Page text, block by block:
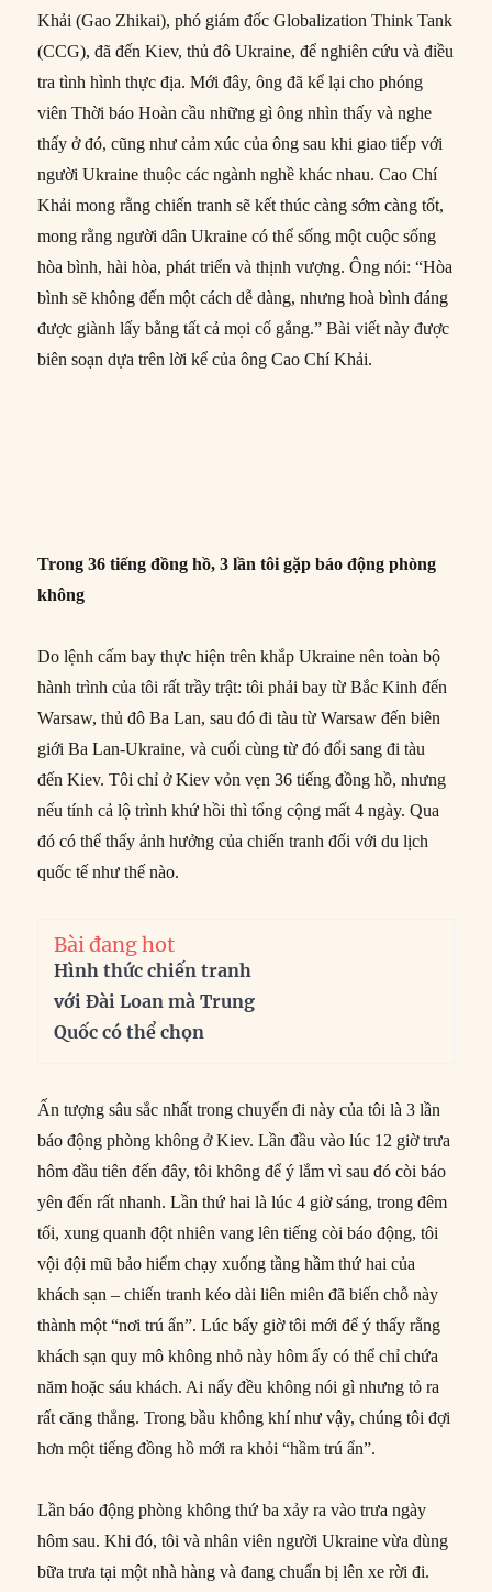
Khải (Gao Zhikai), phó giám đốc Globalization Think Tank
(CCG), đã đến Kiev, thủ đô Ukraine, để nghiên cứu và điều
tra tình hình thực địa. Mới đây, ông đã kể lại cho phóng
viên Thời báo Hoàn cầu những gì ông nhìn thấy và nghe
thấy ở đó, cũng như cảm xúc của ông sau khi giao tiếp với
người Ukraine thuộc các ngành nghề khác nhau. Cao Chí
Khải mong rằng chiến tranh sẽ kết thúc càng sớm càng tốt,
mong rằng người dân Ukraine có thể sống một cuộc sống
hòa bình, hài hòa, phát triển và thịnh vượng. Ông nói: “Hòa
bình sẽ không đến một cách dễ dàng, nhưng hoà bình đáng
được giành lấy bằng tất cả mọi cố gắng.” Bài viết này được
biên soạn dựa trên lời kể của ông Cao Chí Khải.
Trong 36tiếng đồng hồ, 3 lần tôi gặp báo động phòng
không
Do lệnh cấm bay thực hiện trên khắp Ukraine nên toàn bộ
hành trình của tôi rất trầy trật: tôi phải bay từ Bắc Kinh đến
Warsaw, thủ đô Ba Lan, sau đó đi tàu từ Warsaw đến biên
giới Ba Lan-Ukraine, và cuối cùng từ đó đổi sang đi tàu
đến Kiev. Tôi chỉ ở Kiev vỏn vẹn 36 tiếng đồng hồ, nhưng
nếu tính cả lộ trình khứ hồi thì tổng cộng mất 4 ngày. Qua
đó có thể thấy ảnh hưởng của chiến tranh đối với du lịch
quốc tế như thế nào.
Bài đang hot
Hình thức chiến tranh
với Đài Loan mà Trung
Quốc có thể chọn
Ấn tượng sâu sắc nhất trong chuyến đi này của tôi là 3 lần
báo động phòng không ở Kiev. Lần đầu vào lúc 12 giờ trưa
hôm đầu tiên đến đây, tôi không để ý lắm vì sau đó còi báo
yên đến rất nhanh. Lần thứ hai là lúc 4 giờ sáng, trong đêm
tối, xung quanh đột nhiên vang lên tiếng còi báo động, tôi
vội đội mũ bảo hiểm chạy xuống tầng hầm thứ hai của
khách sạn – chiến tranh kéo dài liên miên đã biến chỗ này
thành một “nơi trú ẩn”. Lúc bấy giờ tôi mới để ý thấy rằng
khách sạn quy mô không nhỏ này hôm ấy có thể chỉ chứa
năm hoặc sáu khách. Ai nấy đều không nói gì nhưng tỏ ra
rất căng thẳng. Trong bầu không khí như vậy, chúng tôi đợi
hơn một tiếng đồng hồ mới ra khỏi “hầm trú ẩn”.
Lần báo động phòng không thứ ba xảy ra vào trưa ngày
hôm sau. Khi đó, tôi và nhân viên người Ukraine vừa dùng
bữa trưa tại một nhà hàng và đang chuẩn bị lên xe rời đi.